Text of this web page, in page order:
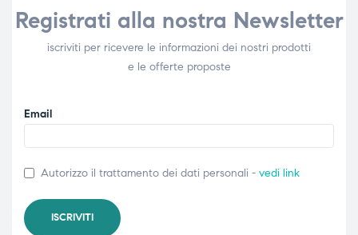
Registrati alla nostra Newsletter
iscriviti per ricevere le informazioni dei nostri prodotti
e le offerte proposte
Email
Autorizzo il trattamento dei dati personali - vedi link